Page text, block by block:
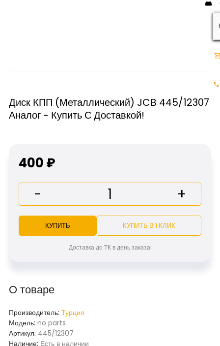
Диск КПП (Металлический) JCB 445/12307
Аналог - Купить С Доставкой!
О товаре
Производитель: Турция
Модель: no parts
Артикул: 445/12307
Наличие: Есть в наличии
400 ₽
- +
КУПИТЬ КУПИТЬ В 1 КЛИК
Доставка до ТК в день заказа!